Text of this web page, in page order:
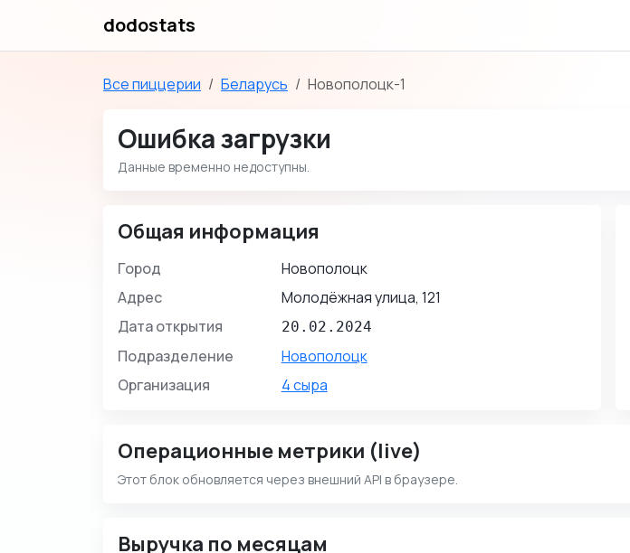
dodostats
Все пиццерии Беларусь Новополоцк-1
Ошибка загрузки
Данные временно недоступны.
Общая информация
Город
Новополоцк
Адрес
Молодёжная улица, 121
Дата открытия
20.02.2024
Подразделение
Новополоцк
Организация
4 сыра
Операционные метрики (live)
Этот блок обновляется через внешний API в браузере.
Выручка по месяцам